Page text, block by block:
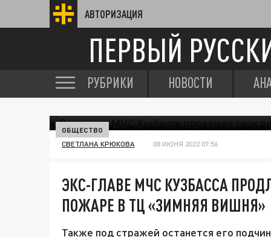
АВТОРИЗАЦИЯ
ПЕРВЫЙ
РУБРИКИ НОВОСТИ
ОБЩЕСТВО
СВЕТЛАНА КРЮКОВА 08 ИЮНЯ 2022 07:56
ЭКС-ГЛАВЕ МЧС КУЗБАССА
ПОЖАРЕ В ТЦ «ЗИМНЯЯ ВИШНЯ»
Также под стражей останется его